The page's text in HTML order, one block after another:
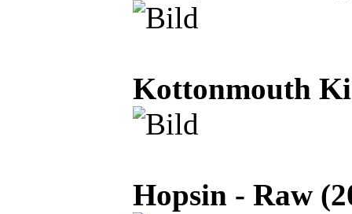
Kottonmouth
Hopsin - Raw